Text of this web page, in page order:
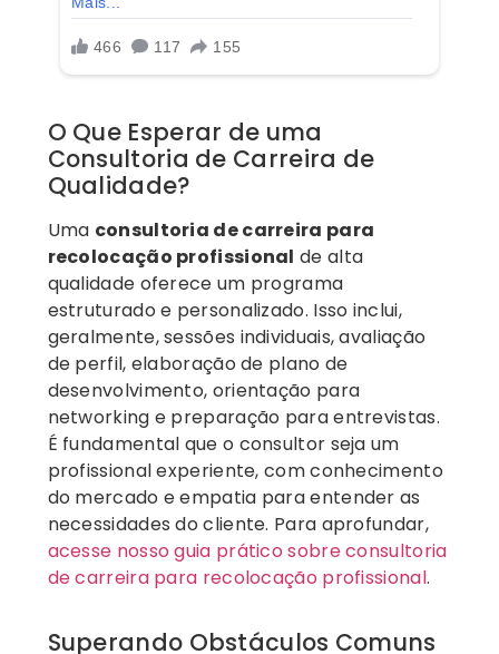
O Que Esperar de uma
Consultoria de Carreira de
Qualidade?
Uma consultoria de carreira para
recolocação profissional de alta
qualidade oferece um programa
estruturado e personalizado. Isso inclui,
geralmente, sessões individuais, avaliação
de perfil, elaboração de plano de
desenvolvimento, orientação para
networking e preparação para entrevistas.
É fundamental que o consultor seja um
profissional experiente, com conhecimento
do mercado e empatia para entender as
necessidades do cliente. Para aprofundar,
acesse nosso guia prático sobre consultoria
de carreira para recolocação profissional.
Superando Obstáculos Comuns